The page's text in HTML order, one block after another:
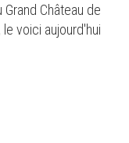
Château de
voici aujourd'hui